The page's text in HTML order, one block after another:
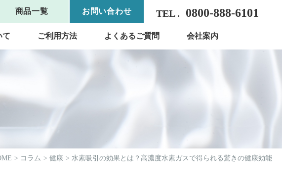
商品一覧 お問い合わせ TEL . 0800-888-6101
て ご利用方法 よくあるご質問 会社案内
コラム 健康 水素吸引の効果とは？高濃度水素ガスで得られる驚きの健康効能